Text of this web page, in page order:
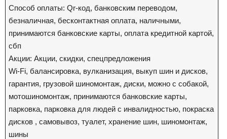
Способ оплаты: Qr-код, банковским переводом,
безналичная, бесконтактная оплата, наличными,
принимаются банковские карты, оплата кредитной картой,
сбп
Акции: Акции, скидки, спецпредложения
Wi-Fi, балансировка, вулканизация, выкуп шин и дисков,
гарантия, грузовой шиномонтаж, диски, можно с собакой,
мотошиномонтаж, принимаются банковские карты,
парковка, парковка для людей с инвалидностью, покраска
дисков , самовывоз, туалет, хранение шин, шиномонтаж,
шины